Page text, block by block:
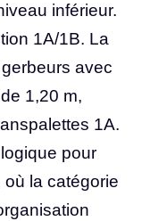
inférieur.
1A/1B. La
avec
1,20 m,
1A.
pour
où la catégorie